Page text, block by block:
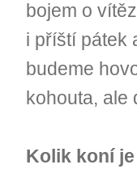
bojem o
i příští pátek
budeme
kohouta, ale
Kolik koní